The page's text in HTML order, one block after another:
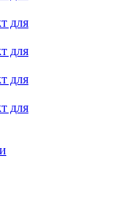
для
для
для
для